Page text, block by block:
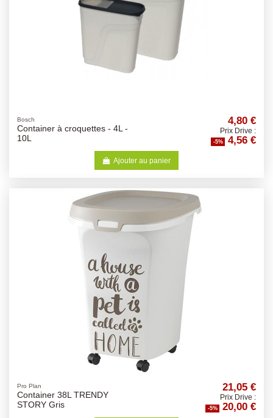
Bosch
Container à croquettes - 4L -
10L
4,80 €
Prix Drive :
-5% 4,56 €
Ajouter au panier
Pro Plan
Container 38L TRENDY
STORY Gris
21,05 €
Prix Drive :
-5% 20,00 €